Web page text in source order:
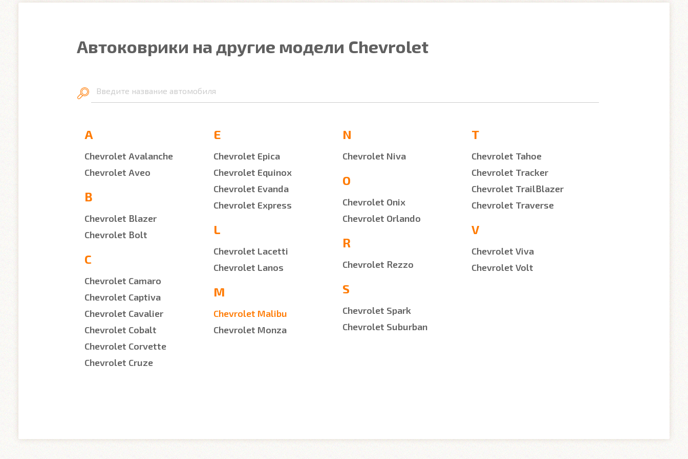
Автоковрики на другие модели Chevrolet
Введите название автомобиля
A
Chevrolet Avalanche
Chevrolet Aveo
B
Chevrolet Blazer
Chevrolet Bolt
C
Chevrolet Camaro
Chevrolet Captiva
Chevrolet Cavalier
Chevrolet Cobalt
Chevrolet Corvette
Chevrolet Cruze
E
Chevrolet Epica
Chevrolet Equinox
Chevrolet Evanda
Chevrolet Express
L
Chevrolet Lacetti
Chevrolet Lanos
M
Chevrolet Malibu
Chevrolet Monza
N
Chevrolet Niva
O
Chevrolet Onix
Chevrolet Orlando
R
Chevrolet Rezzo
S
Chevrolet Spark
Chevrolet Suburban
T
Chevrolet Tahoe
Chevrolet Tracker
Chevrolet TrailBlazer
Chevrolet Traverse
V
Chevrolet Viva
Chevrolet Volt